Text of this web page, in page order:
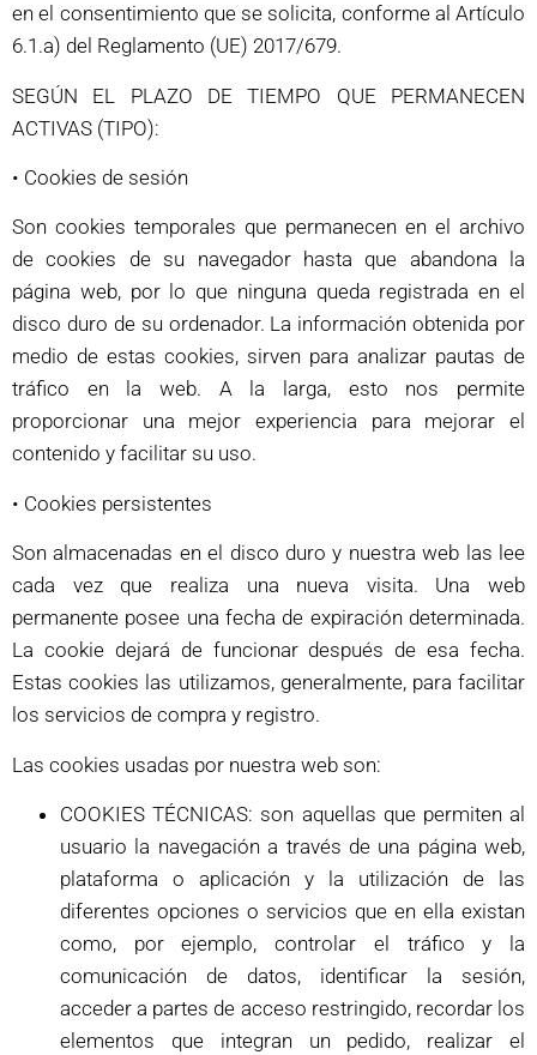
en el consentimiento que se solicita, conforme al Artículo
6.1.a) del Reglamento (UE) 2017/679.
SEGÚN EL PLAZO DE TIEMPO QUE PERMANECEN
ACTIVAS (TIPO):
• Cookies de sesión
Son cookies temporales que permanecen en el archivo
de cookies de su navegador hasta que abandona la
página web, por lo que ninguna queda registrada en el
disco duro de su ordenador. La información obtenida por
medio de estas cookies, sirven para analizar pautas de
tráfico en la web. A la larga, esto nos permite
proporcionar una mejor experiencia para mejorar el
contenido y facilitar su uso.
• Cookies persistentes
Son almacenadas en el disco duro y nuestra web las lee
cada vez que realiza una nueva visita. Una web
permanente posee una fecha de expiración determinada.
La cookie dejará de funcionar después de esa fecha.
Estas cookies las utilizamos, generalmente, para facilitar
los servicios de compra y registro.
Las cookies usadas por nuestra web son:
COOKIES TÉCNICAS: son aquellas que permiten al
usuario la navegación a través de una página web,
plataforma o aplicación y la utilización de las
diferentes opciones o servicios que en ella existan
como, por ejemplo, controlar el tráfico y la
comunicación de datos, identificar la sesión,
acceder a partes de acceso restringido, recordar los
elementos que integran un pedido, realizar el